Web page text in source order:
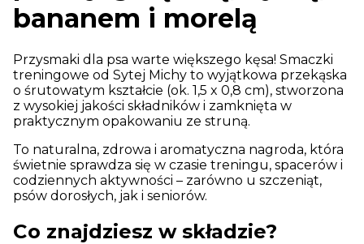
bananem i morelą
Przysmaki dla psa warte większego kęsa! Smaczki
treningowe od Sytej Michy to wyjątkowa przekąska
o śrutowatym kształcie (ok. 1,5 x 0,8 cm), stworzona
z wysokiej jakości składników i zamknięta w
praktycznym opakowaniu ze struną.
To naturalna, zdrowa i aromatyczna nagroda, która
świetnie sprawdza się w czasie treningu, spacerów i
codziennych aktywności – zarówno u szczeniąt,
psów dorosłych, jak i seniorów.
Co znajdziesz w składzie?